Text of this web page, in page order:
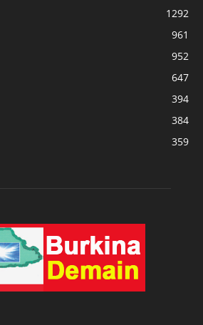
1292
961
952
647
394
384
359